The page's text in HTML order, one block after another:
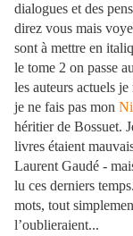
dialogues et des
direz vous mais
sont à mettre en
le tome 2 on passe
les auteurs actuels
je ne fais pas mon
héritier de Bossuet.
livres étaient
Laurent Gaudé -
lu ces derniers
mots, tout
l’oublieraient...